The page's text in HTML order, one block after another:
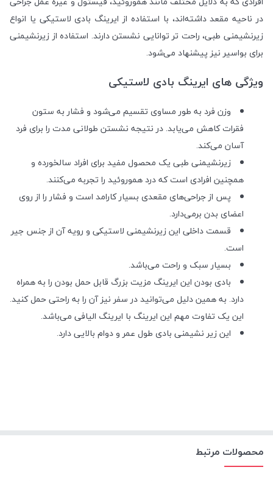
در ناحیه مقعد داشته‌اند، با استفاده از ایرینگ بادی لاستیکی یا انواع
زیرنشیمنی طبی، راحت تر توانایی نشستن دارند. استفاده از زیرنشیمنی
برای بواسیر نیز پیشنهاد می‌شود.
ویژگی‌ های ایرینگ بادی لاستیکی
وزن فرد به طور مساوی تقسیم می‌شود و فشار به ستون
فقرات کاهش می‌یابد. در نتیجه نشستن طولانی مدت را برای فرد
آسان می‌کند.
زیرنشیمنی طبی یک محصول مفید برای افراد سالخورده و
همچنین افرادی است که درد هموروئید را تجربه می‌کنند.
پس از جراحی‌های مقعدی بسیار کارامد است و فشار را از روی
اعضای بدن برمی‌دارد.
قسمت داخلی این زیرنشیمنی لاستیکی و رویه آن از جنس جیر
است.
بسیار سبک و راحت می‌باشد.
بادی بودن این ایرینگ مزیت بزرگ قابل حمل بودن را به همراه
دارد. به همین دلیل می‌توانید در سفر نیز آن را به راحتی حمل کنید.
این یک تفاوت مهم این ایرینگ با ایرینگ الیافی می‌باشد.
این زیر نشیمنی بادی طول عمر و دوام بالایی دارد.
محصولات مرتبط